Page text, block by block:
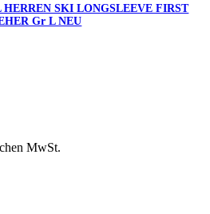
SKI LONGSLEEVE FIRST
Gr L NEU
MwSt.